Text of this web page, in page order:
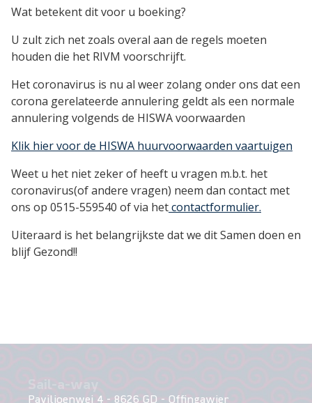
Wat betekent dit voor u boeking?
U zult zich net zoals overal aan de regels moeten
houden die het RIVM voorschrijft.
Het coronavirus is nu al weer zolang onder ons dat een
corona gerelateerde annulering geldt als een normale
annulering volgends de HISWA voorwaarden
Klik hier voor de HISWA huurvoorwaarden vaartuigen
Weet u het niet zeker of heeft u vragen m.b.t. het
coronavirus(of andere vragen) neem dan contact met
ons op 0515-559540 of via hetcontactformulier.
Uiteraard is het belangrijkste dat we dit Samen doen en
blijf Gezond!!
Sail-a-way
Paviljoenwei 4 - 8626 GD - Offingawier